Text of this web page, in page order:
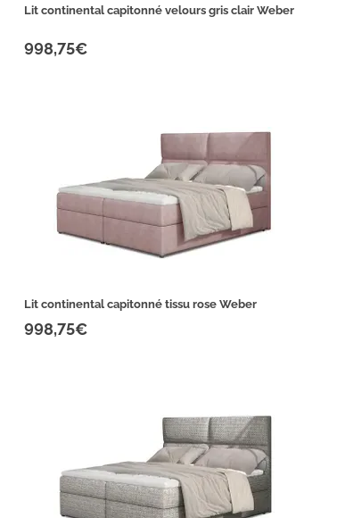
Lit continental capitonné velours gris clair Weber
998,75€
Lit continental capitonné tissu rose Weber
998,75€